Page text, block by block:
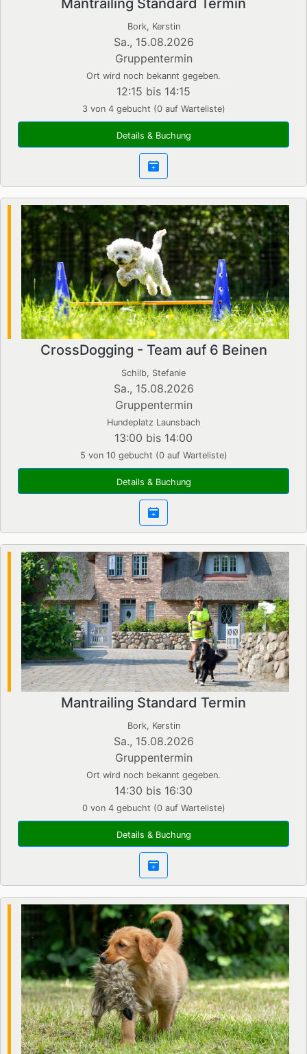
Bork, Kerstin
Sa., 15.08.2026
Gruppentermin
Ort wird noch bekannt gegeben.
12:15 bis 14:15
3 von 4 gebucht (0 auf Warteliste)
Details & Buchung
CrossDogging - Team auf 6 Beinen
Schilb, Stefanie
Sa., 15.08.2026
Gruppentermin
Hundeplatz Launsbach
13:00 bis 14:00
5 von 10 gebucht (0 auf Warteliste)
Details & Buchung
Mantrailing Standard Termin
Bork, Kerstin
Sa., 15.08.2026
Gruppentermin
Ort wird noch bekannt gegeben.
14:30 bis 16:30
0 von 4 gebucht (0 auf Warteliste)
Details & Buchung